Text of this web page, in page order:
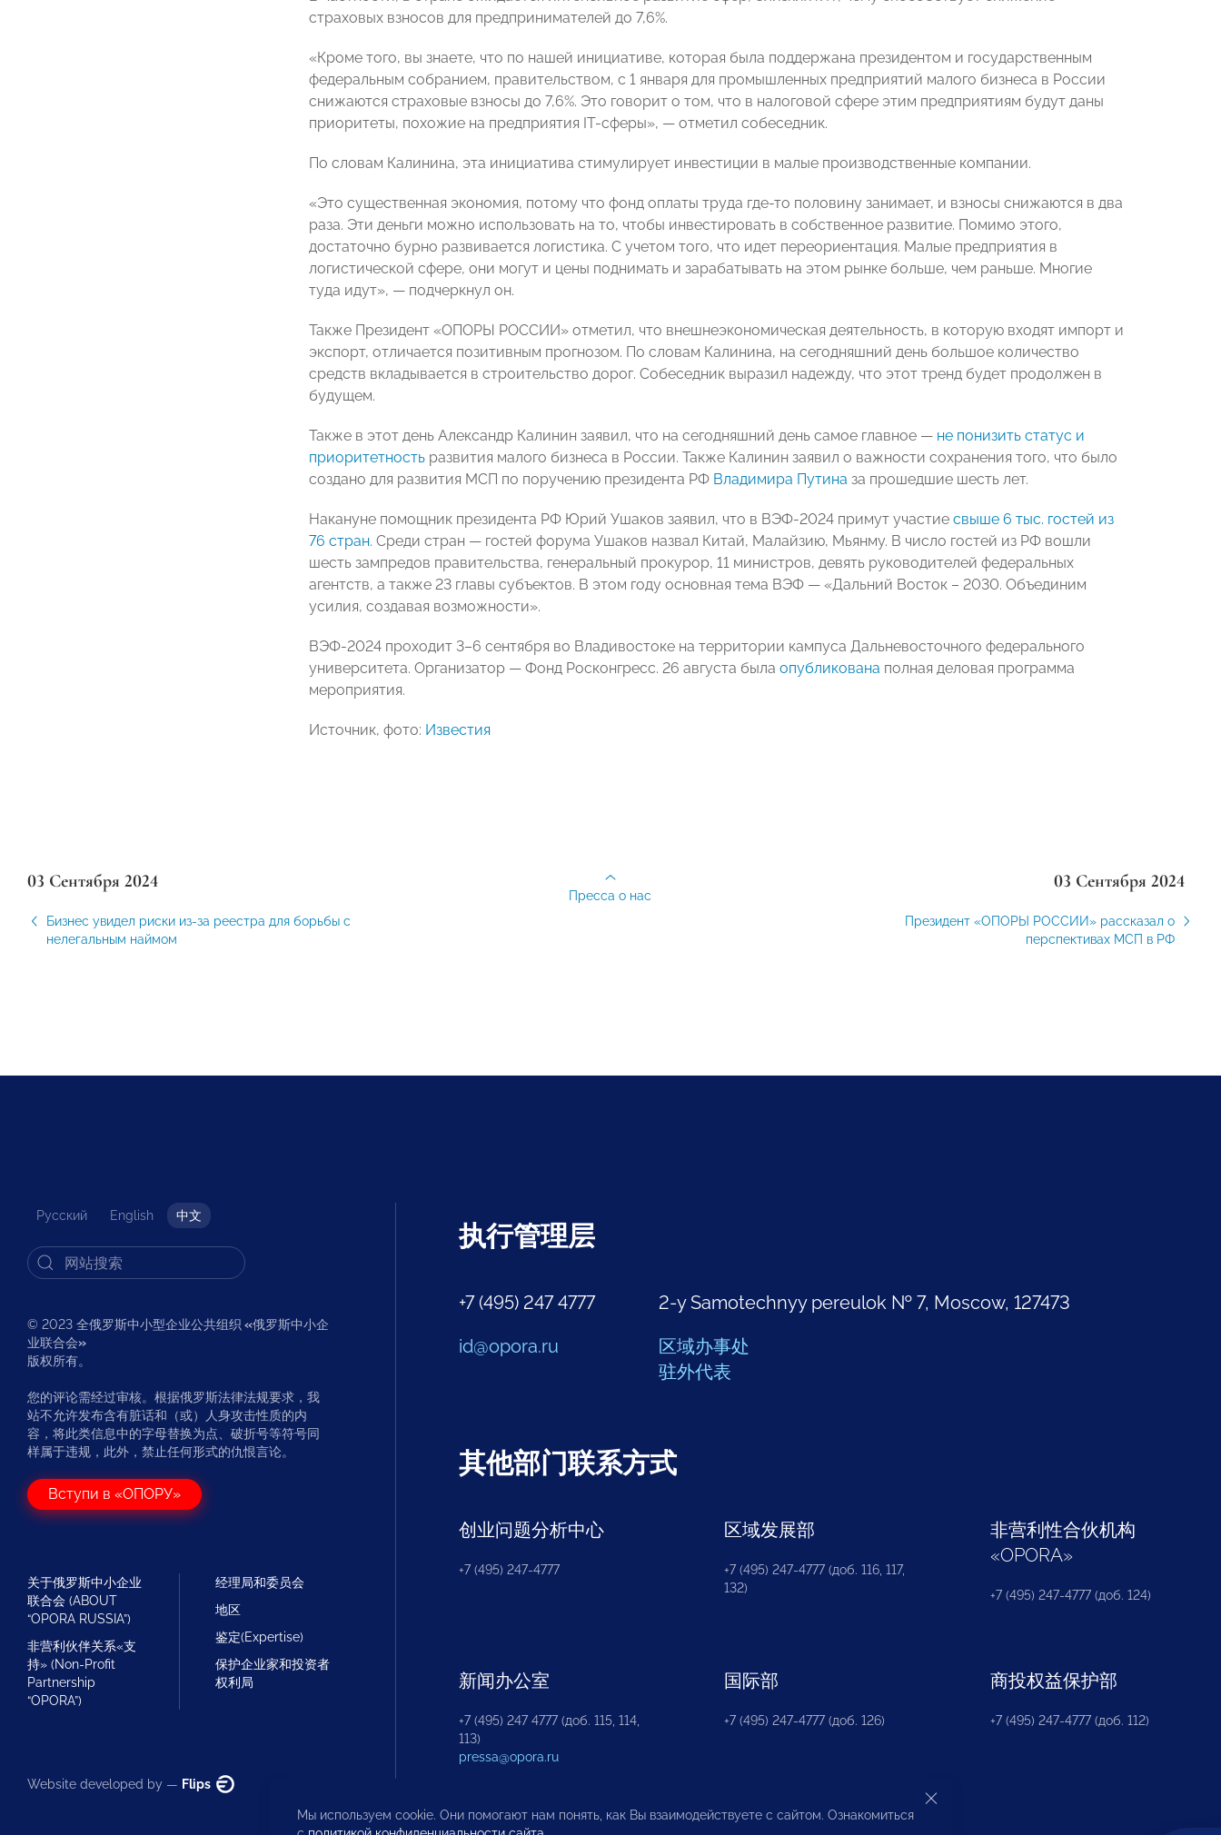
страховых взносов для предпринимателей до 7,6%.
«Кроме того, вы знаете, что по нашей инициативе, которая была поддержана президентом и государственным
федеральным собранием, правительством, с 1 января для промышленных предприятий малого бизнеса в России
снижаются страховые взносы до 7,6%. Это говорит о том, что в налоговой сфере этим предприятиям будут даны
приоритеты, похожие на предприятия IT-сферы», ― отметил собеседник.
По словам Калинина, эта инициатива стимулирует инвестиции в малые производственные компании.
«Это существенная экономия, потому что фонд оплаты труда где-то половину занимает, и взносы снижаются в два
раза. Эти деньги можно использовать на то, чтобы инвестировать в собственное развитие. Помимо этого,
достаточно бурно развивается логистика. С учетом того, что идет переориентация. Малые предприятия в
логистической сфере, они могут и цены поднимать и зарабатывать на этом рынке больше, чем раньше. Многие
туда идут», ― подчеркнул он.
Также Президент «ОПОРЫ РОССИИ» отметил, что внешнеэкономическая деятельность, в которую входят импорт и
экспорт, отличается позитивным прогнозом. По словам Калинина, на сегодняшний день большое количество
средств вкладывается в строительство дорог. Собеседник выразил надежду, что этот тренд будет продолжен в
будущем.
Также в этот день Александр Калинин заявил, что на сегодняшний день самое главное — не понизить статус и
приоритетность развития малого бизнеса в России. Также Калинин заявил о важности сохранения того, что было
создано для развития МСП по поручению президента РФ Владимира Путина за прошедшие шесть лет.
Накануне помощник президента РФ Юрий Ушаков заявил, что в ВЭФ-2024 примут участие свыше 6 тыс. гостей из
76 стран. Среди стран — гостей форума Ушаков назвал Китай, Малайзию, Мьянму. В число гостей из РФ вошли
шесть зампредов правительства, генеральный прокурор, 11 министров, девять руководителей федеральных
агентств, а также 23 главы субъектов. В этом году основная тема ВЭФ — «Дальний Восток – 2030. Объединим
усилия, создавая возможности».
ВЭФ-2024 проходит 3–6 сентября во Владивостоке на территории кампуса Дальневосточного федерального
университета. Организатор — Фонд Росконгресс. 26 августа была опубликована полная деловая программа
мероприятия.
Источник, фото: Известия
03 Сентября 2024
Бизнес увидел риски из-за реестра для борьбы с
нелегальным наймом
03 Сентября 2024
Президент «ОПОРЫ РОССИИ» рассказал о
перспективах МСП в РФ
Пресса о нас
Русский English 中文
© 2023 全俄罗斯中小型企业公共组织 «俄罗斯中小企
业联合会»
版权所有。
您的评论需经过审核。根据俄罗斯法律法规要求，我
站不允许发布含有脏话和（或）人身攻击性质的内
容，将此类信息中的字母替换为点、破折号等符号同
样属于违规，此外，禁止任何形式的仇恨言论。
Вступи в «ОПОРУ»
关于俄罗斯中小企业
联合会 (ABOUT
“OPORA RUSSIA”)
非营利伙伴关系«支
持» (Non-Profit
Partnership
“OPORA”)
经理局和委员会
地区
鉴定(Expertise)
保护企业家和投资者
权利局
Website developed by — Flips
执行管理层
+7 (495) 247 4777
id@opora.ru
2-y Samotechnyy pereulok № 7, Moscow, 127473
区域办事处
驻外代表
其他部门联系方式
创业问题分析中心
+7 (495) 247-4777
区域发展部
+7 (495) 247-4777 (доб. 116, 117,
132)
非营利性合伙机构
«OPORA»
+7 (495) 247-4777 (доб. 124)
新闻办公室
+7 (495) 247 4777 (доб. 115, 114,
113)
pressa@opora.ru
国际部
+7 (495) 247-4777 (доб. 126)
商投权益保护部
+7 (495) 247-4777 (доб. 112)
Мы используем cookie. Они помогают нам понять, как Вы взаимодействуете с сайтом. Ознакомиться